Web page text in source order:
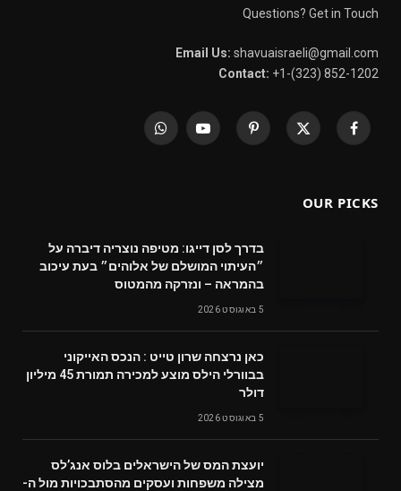
Questions? Get in Touch
Email Us: shavuaisraeli@gmail.com
Contact: +1-(323) 852-1202
Facebook
X
Pinterest
YouTube
WhatsApp
OUR PICKS
בדרך לסן דייגו: מטיפה נוצריה דיברה על
״העיתוי המושלם של אלוהים״ בעת עיכוב
בהמראה – ונזרקה מהמטוס
5 באוגוסט 2026
‬דולר
5 באוגוסט 2026
‬מצילה‭ ‬משפחות‭ ‬ועסקים‭ ‬מהסתבכויות‭ ‬מול‭ ‬ה-